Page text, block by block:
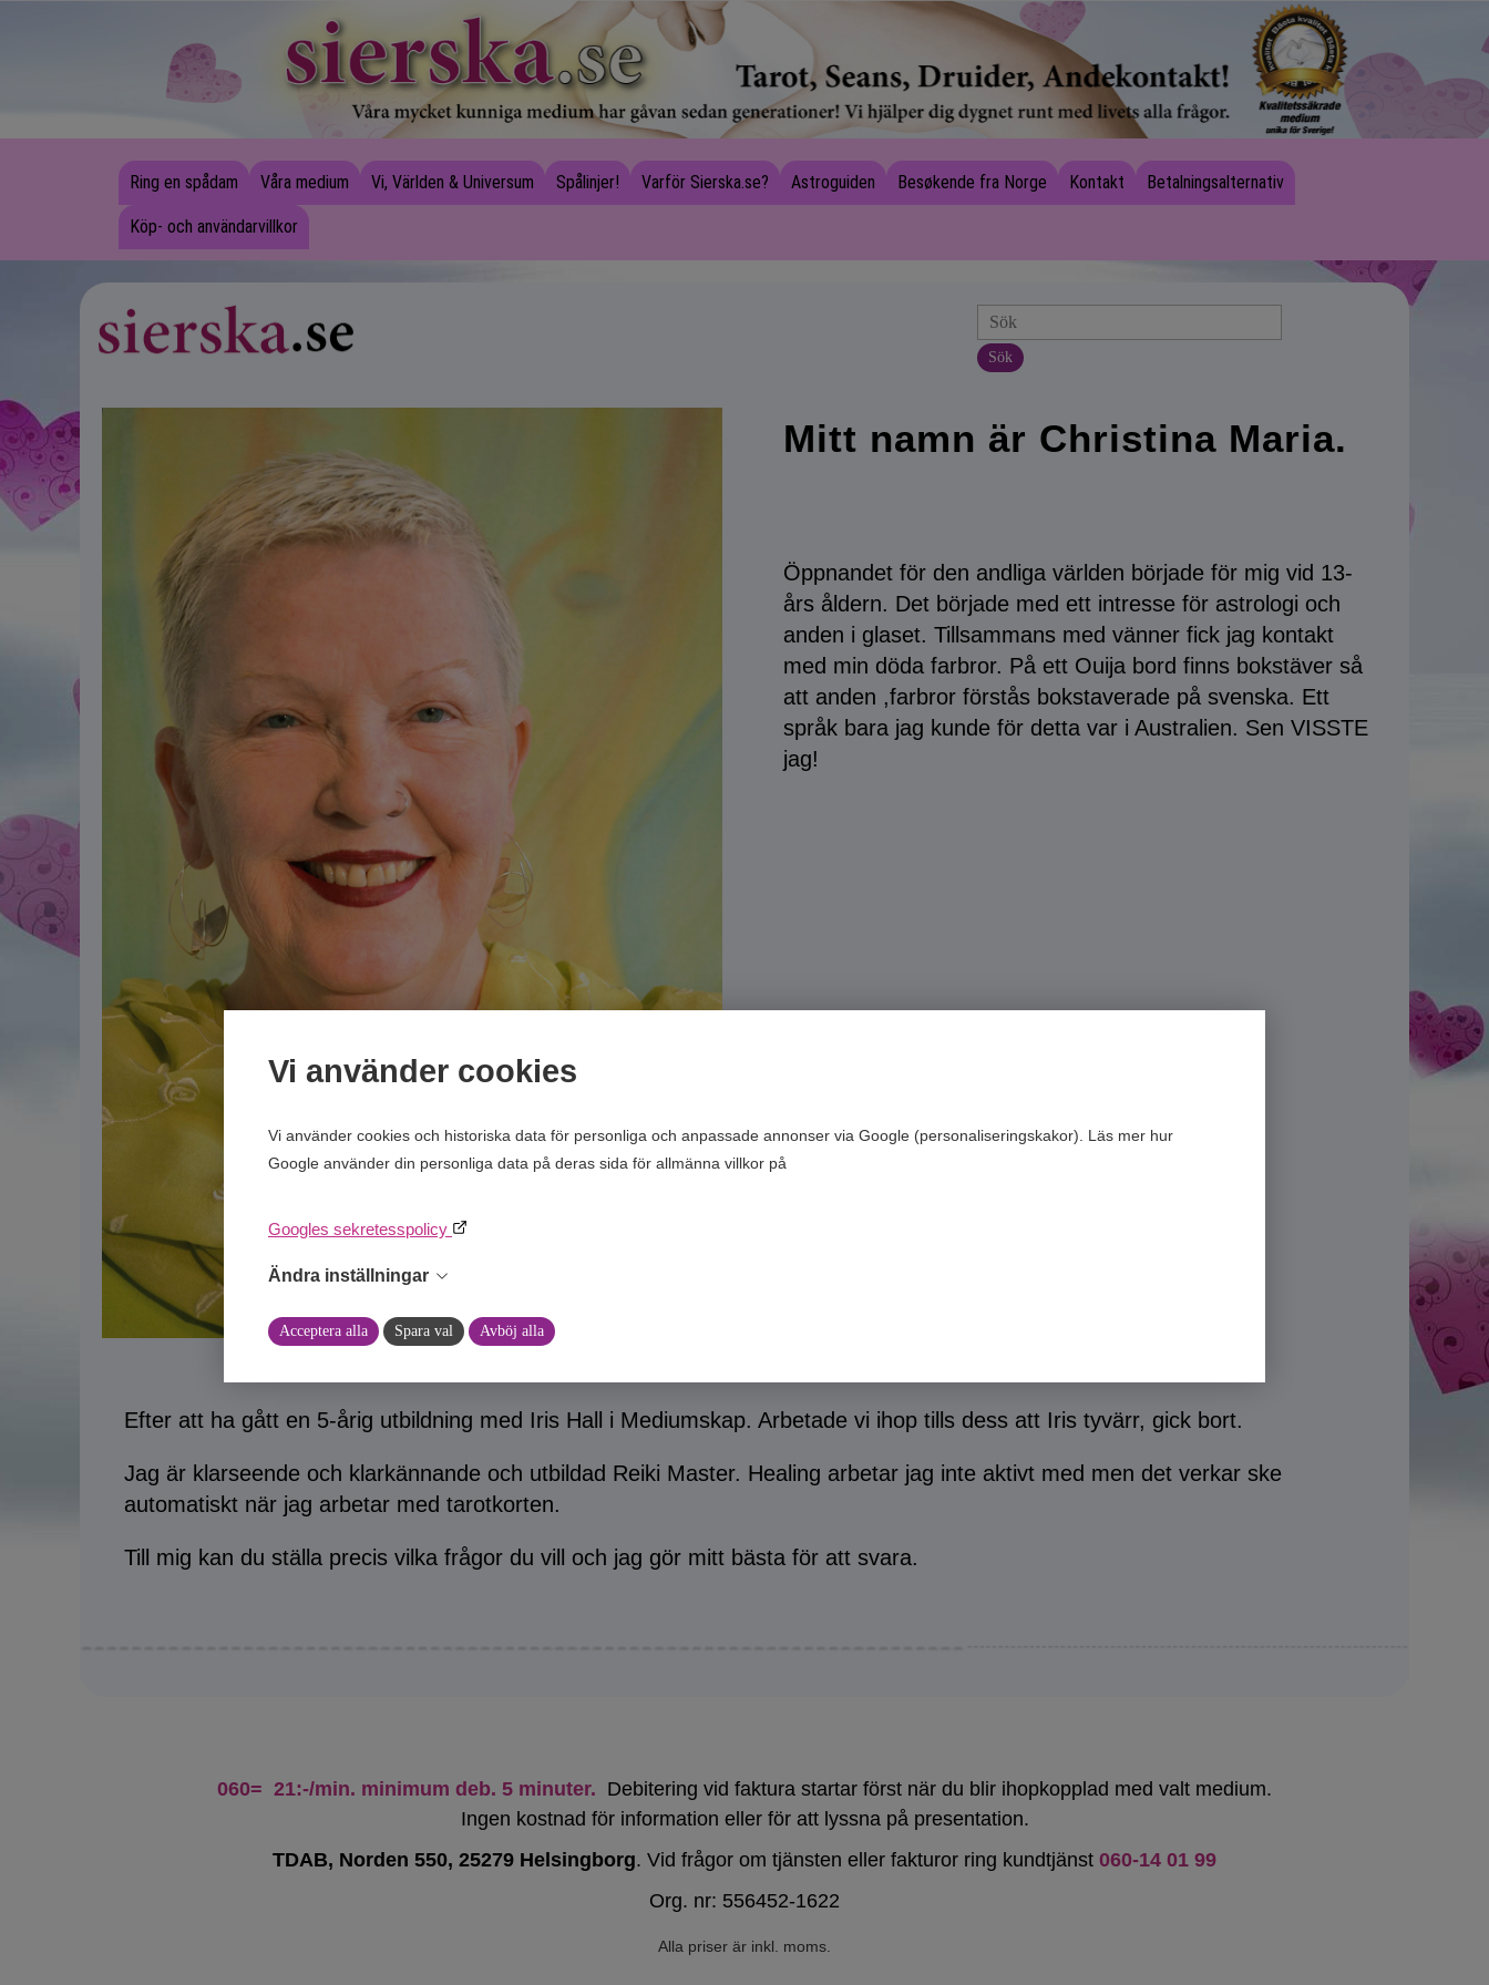
Vi använder cookies
Vi använder cookies och historiska data för personliga och anpassade annonser via Google (personaliseringskakor). Läs mer hur
Google använder din personliga data på deras sida för allmänna villkor på
Googles sekretesspolicy
Ändra inställningar
Acceptera alla Spara val Avböj alla
Ring en spådam Våra medium Vi, Världen & Universum Spålinjer! Varför Sierska.se? Astroguiden Besøkende fra Norge Kontakt Betalningsalternativ
Köp- och användarvillkor
Sök
Mitt namn är Christina Maria.
Öppnandet för den andliga världen började för mig vid 13-
års åldern. Det började med ett intresse för astrologi och
anden i glaset. Tillsammans med vänner fick jag kontakt
med min döda farbror. På ett Ouija bord finns bokstäver så
att anden ,farbror förstås bokstaverade på svenska. Ett
språk bara jag kunde för detta var i Australien. Sen VISSTE
jag!
Efter att ha gått en 5-årig utbildning med Iris Hall i Mediumskap. Arbetade vi ihop tills dess att Iris tyvärr, gick bort.
Jag är klarseende och klarkännande och utbildad Reiki Master. Healing arbetar jag inte aktivt med men det verkar ske
automatiskt när jag arbetar med tarotkorten.
Till mig kan du ställa precis vilka frågor du vill och jag gör mitt bästa för att svara.
060= 21:-/min. minimum deb. 5 minuter. Debitering vid faktura startar först när du blir ihopkopplad med valt medium.
Ingen kostnad för information eller för att lyssna på presentation.
TDAB, Norden 550, 25279 Helsingborg. Vid frågor om tjänsten eller fakturor ring kundtjänst 060-14 01 99
Org. nr: 556452-1622
Alla priser är inkl. moms.